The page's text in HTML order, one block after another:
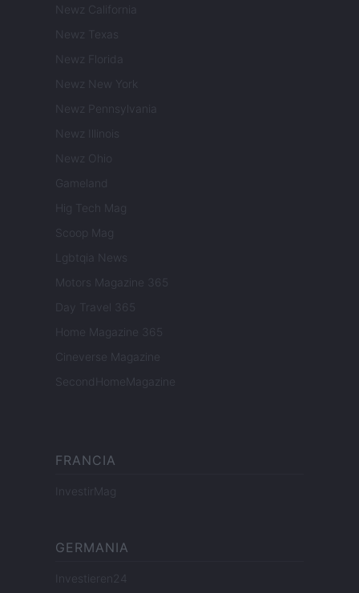
Newz California
Newz Texas
Newz Florida
Newz New York
Newz Pennsylvania
Newz Illinois
Newz Ohio
Gameland
Hig Tech Mag
Scoop Mag
Lgbtqia News
Motors Magazine 365
Day Travel 365
Home Magazine 365
Cineverse Magazine
SecondHomeMagazine
FRANCIA
InvestirMag
GERMANIA
Investieren24